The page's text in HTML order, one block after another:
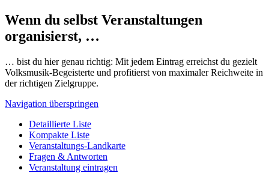
Wenn du selbst Veranstaltungen
organisierst, …
… bist du hier genau richtig: Mit jedem Eintrag erreichst du gezielt
Volksmusik-Begeisterte und profitierst von maximaler Reichweite in
der richtigen Zielgruppe.
Navigation überspringen
Detaillierte Liste
Kompakte Liste
Veranstaltungs-Landkarte
Fragen & Antworten
Veranstaltung eintragen